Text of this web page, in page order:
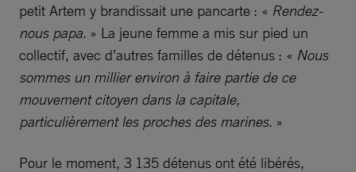
petit Artem y brandissait une pancarte : « Rendez-
nous papa. » La jeune femme a mis sur pied un
collectif, avec d’autres familles de détenus : « Nous
sommes un millier environ à faire partie de ce
mouvement citoyen dans la capitale,
particulièrement les proches des marines. »
Pour le moment, 3 135 détenus ont été libérés,